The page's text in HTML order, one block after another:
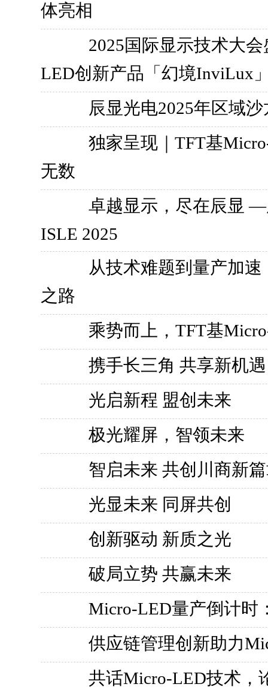
体亮相
2025国际显示技术大
LED创新产品「幻境InviLux
辰显光电2025年区域
独家呈现｜TFT基
无数
卓越显示，尽在辰显
ISLE 2025
从技术难题到量产加
之路
乘势而上，TFT基
携⼿长三⾓ 共享新机遇
光启新程 盟创未来
极光耀屏，智领未来
智启未来 共创川商新
光显未来 同屏共创
创新驱动 新质之光
破局立势 共赢未来
Micro-LED量产倒计时
供应链管理创新助力
共话Micro-LED技术，